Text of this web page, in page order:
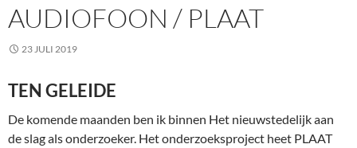
AUDIOFOON / PLAAT
23 JULI 2019
TEN GELEIDE
De komende maanden ben ik binnen Het nieuwstedelijk aan
de slag als onderzoeker. Het onderzoeksproject heet PLAAT